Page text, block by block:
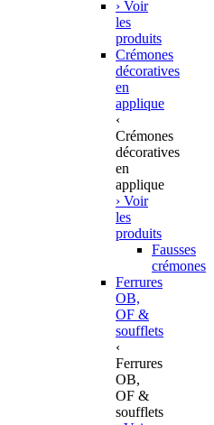
› Voir
les
produits
Crémones
décoratives
en
applique
‹
Crémones
décoratives
en
applique
› Voir
les
produits
Fausses
crémones
Ferrures
OB,
OF &
soufflets
‹
Ferrures
OB,
OF &
soufflets